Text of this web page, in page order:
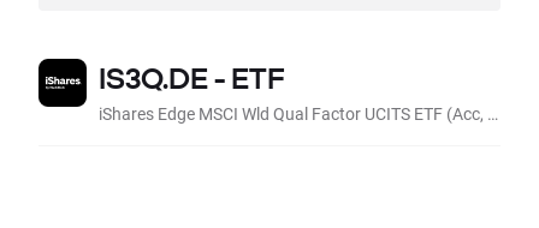
IS3Q.DE - ETF
iShares Edge MSCI Wld Qual Factor UCITS ETF (Acc, EUR)